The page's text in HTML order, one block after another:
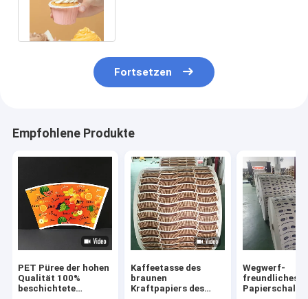
Fortsetzen
Empfohlene Produkte
PET Püree der hohen
Qualität 100%
beschichtete
Kaffeetasse des
braunen
Kraftpapiers des
Wegwerf-
freundliches